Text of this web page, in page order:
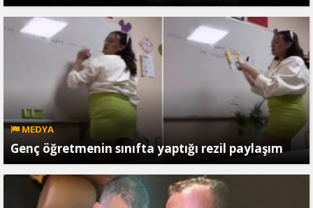
MEDYA
Genç öğretmenin sınıfta yaptığı rezil paylaşım